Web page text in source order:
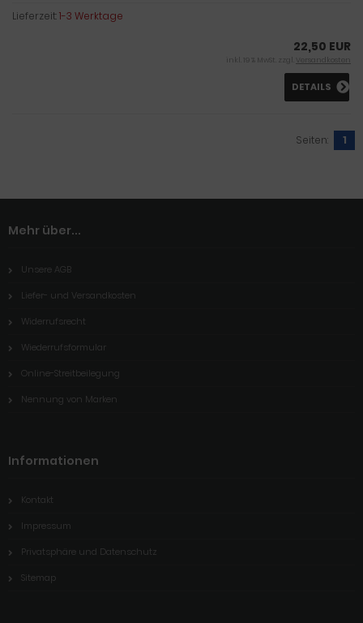
Lieferzeit:1-3 Werktage
22,50 EUR
inkl. 19 % MwSt. zzgl. Versandkosten
DETAILS
Seiten: 1
Mehr über...
Unsere AGB
Liefer- und Versandkosten
Widerrufsrecht
Wiederrufsformular
Online-Streitbeilegung
Nennung von Marken
Informationen
Kontakt
Impressum
Privatsphäre und Datenschutz
Sitemap